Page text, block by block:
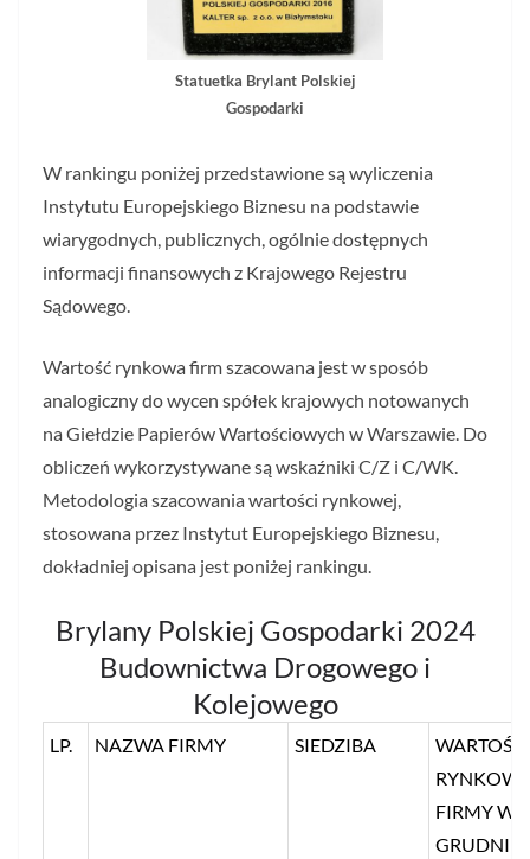
Statuetka Brylant Polskiej
Gospodarki
W rankingu poniżej przedstawione są wyliczenia
Instytutu Europejskiego Biznesu na podstawie
wiarygodnych, publicznych, ogólnie dostępnych
informacji finansowych z Krajowego Rejestru
Sądowego.
Wartość rynkowa firm szacowana jest w sposób
analogiczny do wycen spółek krajowych notowanych
na Giełdzie Papierów Wartościowych w Warszawie. Do
obliczeń wykorzystywane są wskaźniki C/Z i C/WK.
Metodologia szacowania wartości rynkowej,
stosowana przez Instytut Europejskiego Biznesu,
dokładniej opisana jest poniżej rankingu.
Brylany Polskiej Gospodarki 2024
Budownictwa Drogowego i
Kolejowego
LP. NAZWA FIRMY SIEDZIBA
WARTOŚĆ
FIRMY W
GRUDNIU